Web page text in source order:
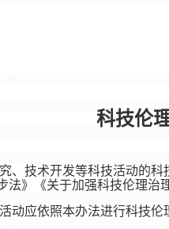
科技伦
、技术开发等科技活动的
法》《关于加强科技伦理
动应依照本办法进行科技伦